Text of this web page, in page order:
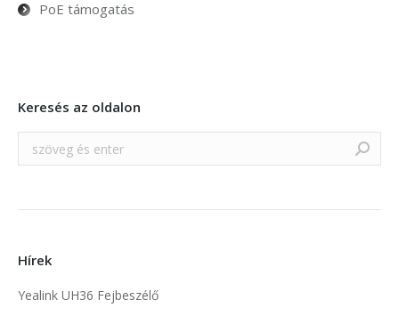
PoE támogatás
Keresés az oldalon
Search:
Hírek
Yealink UH36 Fejbeszélő